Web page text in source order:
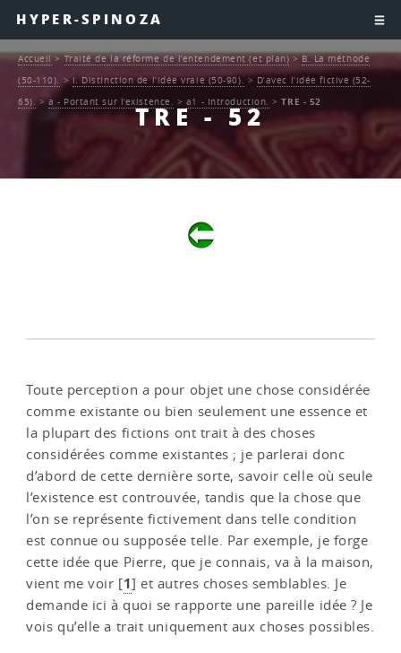
HYPER-SPINOZA
TRE - 52
Accueil>Traité de la réforme de l’entendement (et plan)>B. La méthode
(50-110). >I. Distinction de l’idée vraie (50-90).> D’avec l’idée fictive (52-
65). >a - Portant sur l’existence. > a1 - Introduction. >TRE - 52
Toute perception a pour objet une chose considérée
comme existante ou bien seulement une essence et
la plupart des fictions ont trait à des choses
considérées comme existantes ; je parlerai donc
d’abord de cette dernière sorte, savoir celle où seule
l’existence est controuvée, tandis que la chose que
l’on se représente fictivement dans telle condition
est connue ou supposée telle. Par exemple, je forge
cette idée que Pierre, que je connais, va à la maison,
vient me voir [1] et autres choses semblables. Je
demande ici à quoi se rapporte une pareille idée ? Je
vois qu’elle a trait uniquement aux choses possibles.